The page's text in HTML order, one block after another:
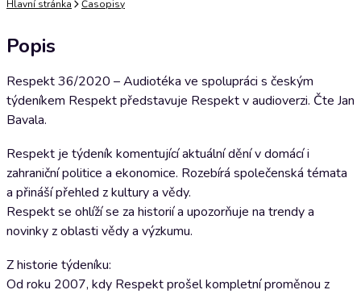
Hlavní stránka Časopisy
Popis
Respekt 36/2020 – Audiotéka ve spolupráci s českým
týdeníkem Respekt představuje Respekt v audioverzi. Čte Jan
Bavala.
Respekt je týdeník komentující aktuální dění v domácí i
zahraniční politice a ekonomice. Rozebírá společenská témata
a přináší přehled z kultury a vědy.
Respekt se ohlíží se za historií a upozorňuje na trendy a
novinky z oblasti vědy a výzkumu.
Z historie týdeníku:
Od roku 2007, kdy Respekt prošel kompletní proměnou z